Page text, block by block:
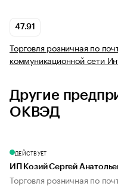
47.91
Торговля розничная по
коммуникационной сети
Другие
ОКВЭД
ДЕЙСТВУЕТ
ИП Козий Сергей
Торговля розничная по